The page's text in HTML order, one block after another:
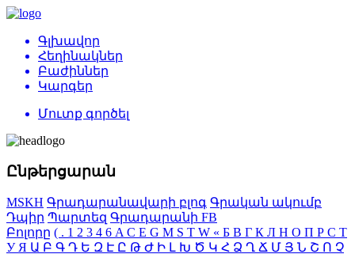
Գլխավոր
Հեղինակներ
Բաժիններ
Կարգեր
Մուտք գործել
Ընթերցարան
MSKH Գրադարանավարի բլոգ Գրական ակումբ
Դպիր Պարտեզ Գրադարանի FB
Բոլորը ( . 1 2 3 4 6 AC E G M S T W « Б В Г К Л Н О П Р С Т
УЯ Ա Բ Գ Դ Ե Զ Է Ը Թ Ժ Ի Լ Խ Ծ Կ Հ Ձ Ղ Ճ Մ Յ Ն Շ Ո Չ